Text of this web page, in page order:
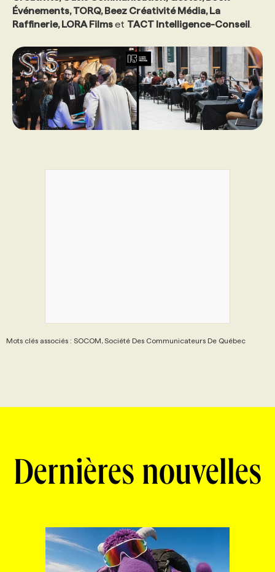
Événements, TORQ, Beez Créativité Média, La
Raffinerie, LORA Filmset TACT Intelligence-Conseil
Mots clés associés : SOCOM, Société Des Communicateurs De Québec
Dernières nouvelles